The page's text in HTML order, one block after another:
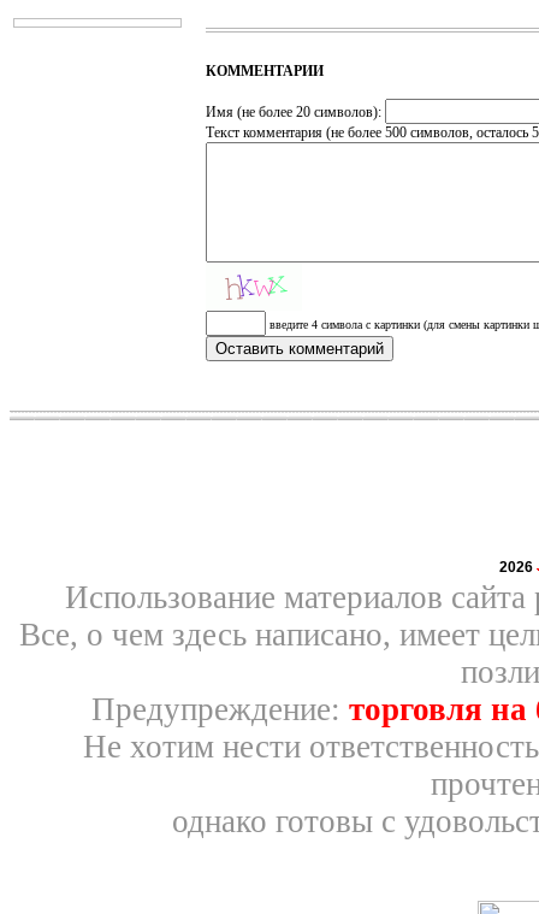
КОММЕНТАРИИ
Имя (не более 20 символов):
Текст комментария (не более 500 символов, осталось
введите 4 символа с картинки (для смены картинки
2026
Использование материалов
Все, о чем здесь написано, имеет
Предупреждение: торговля
Не хотим нести
однако готовы с